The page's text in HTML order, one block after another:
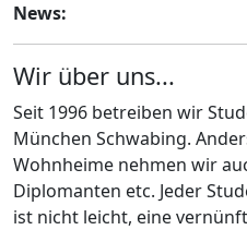
News:
Wir über uns...
Seit 1996 betreiben wir
München Schwabing.
Wohnheime nehmen wir
Diplomanten etc. Jeder
ist nicht leicht, eine